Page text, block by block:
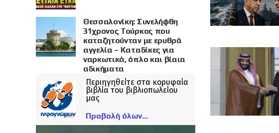
Θεσσαλονίκη: Συνελήφθη
31χρονος Τούρκος που
καταζητούνταν με ερυθρά
αγγελία – Καταδίκες για
ναρκωτικά, όπλο και βίαια
αδικήματα
Περιηγηθείτε στα κορυφαία
βιβλία του βιβλιοπωλείου
μας
Προβολή όλων